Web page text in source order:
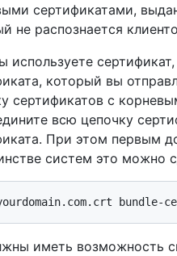
сертификатами,
не распознается
используете
который вы
сертификатов с
всю цепочку
При этом первым
систем это можно
иметь возможность